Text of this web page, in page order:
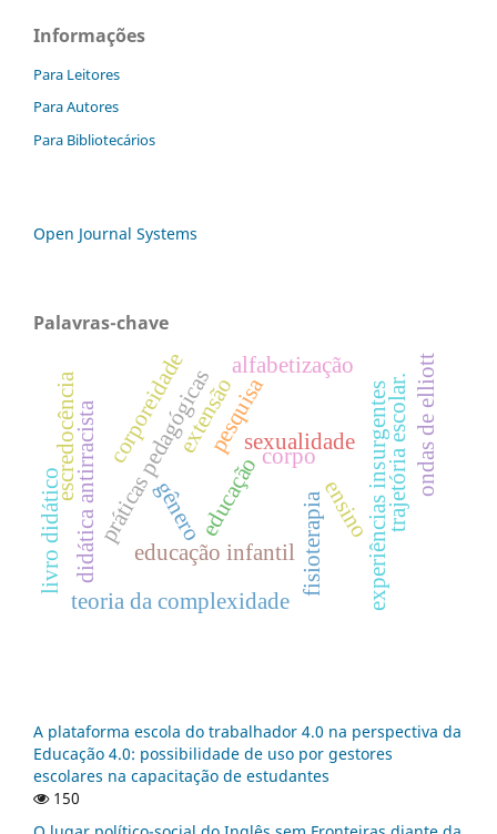
Informações
Para Leitores
Para Autores
Para Bibliotecários
Open Journal Systems
Palavras-chave
educação corpo
ensino
pesquisa
extensão
práticas pedagógicas
didática antirracista experiências insurgentes
educação infantil
trajetória escolar.
fisioterapia
teoria da complexidade
alfabetização
gênero
sexualidade
corporeidade
escredocência ondas de elliott
livro didático
A plataforma escola do trabalhador 4.0 na perspectiva da
Educação 4.0: possibilidade de uso por gestores
escolares na capacitação de estudantes
150